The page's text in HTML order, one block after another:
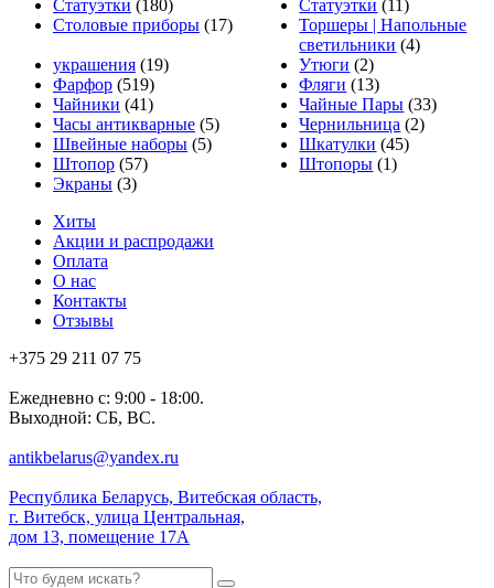
Статуэтки (180) Статуэтки (11)
Столовые приборы (17)
Торшеры | Напольные
светильники (4)
украшения (19) Утюги (2)
Фарфор (519) Фляги (13)
Чайники (41) Чайные Пары (33)
Часы антикварные (5) Чернильница (2)
Швейные наборы (5) Шкатулки (45)
Штопор (57) Штопоры (1)
Экраны (3)
Хиты
Акции и распродажи
Оплата
О нас
Контакты
Отзывы
+375 29 211 07 75
Ежедневно с: 9:00 - 18:00.
Выходной: СБ, ВС.
antikbelarus@yandex.ru
Республика Беларусь, Витебская область,
г. Витебск, улица Центральная,
дом 13, помещение 17А